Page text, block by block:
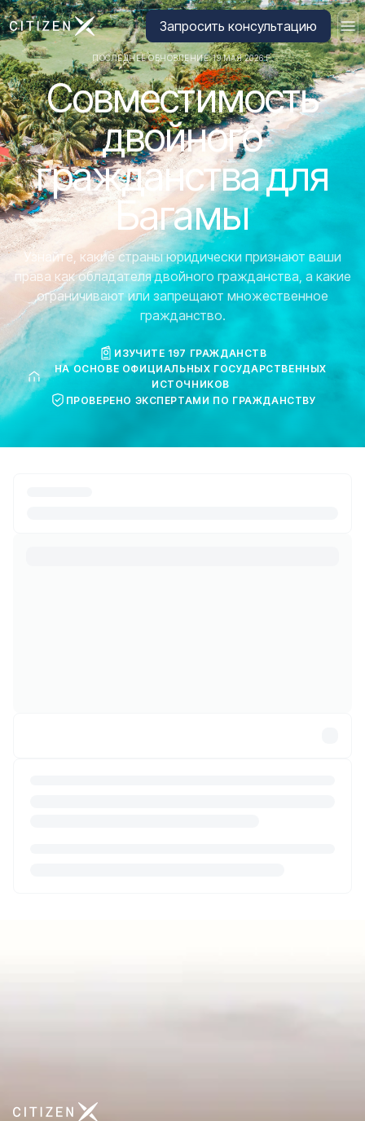
Перейти на главную страницу CitizenX
Запросить консультацию
ПОСЛЕДНЕЕ ОБНОВЛЕНИЕ: 19 МАЯ 2026 Г.
Совместимость
двойного
гражданства для
Багамы
Узнайте, какие страны юридически признают ваши
права как обладателя двойного гражданства, а какие
ограничивают или запрещают множественное
гражданство.
ИЗУЧИТЕ 197 ГРАЖДАНСТВ
НА ОСНОВЕ ОФИЦИАЛЬНЫХ ГОСУДАРСТВЕННЫХ
ИСТОЧНИКОВ
ПРОВЕРЕНО ЭКСПЕРТАМИ ПО ГРАЖДАНСТВУ